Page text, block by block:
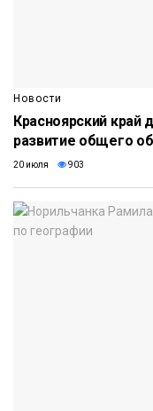
Новости
Красноярский край
развитие общего
20 июля 903